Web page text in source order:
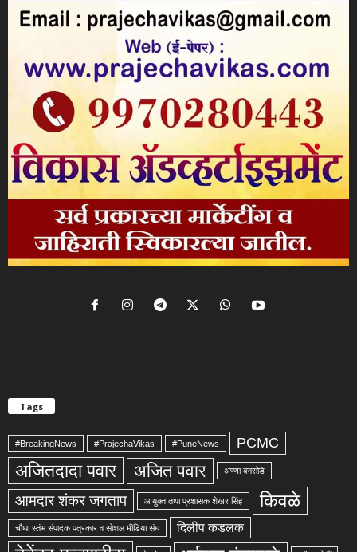
Tags
#BreakingNews #PrajechaVikas #PuneNews PCMC
अजितदादा पवार अजित पवार अण्णा बनसोडे
आमदार शंकर जगताप आयुक्त तथा प्रशासक शेखर सिंह किवळे
चौथा स्तंभ संपादक पत्रकार व सोशल मीडिया संघ दिलीप कडलक